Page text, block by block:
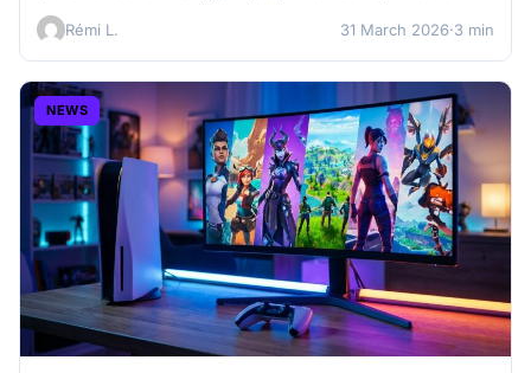
majeure. Découvrez notre analyse…
Rémi L. 31 March 2026·3 min
NEWS